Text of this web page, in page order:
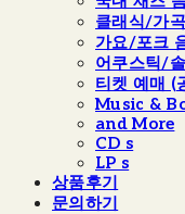
클래식/가
가요/포크
어쿠스틱/
티켓 예매 (
Music &
and More
CD s
LP s
상품후기
문의하기